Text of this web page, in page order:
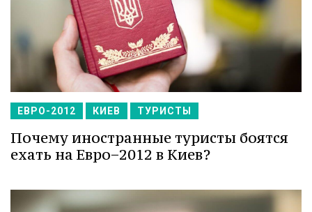
ЕВРО-2012 КИЕВ ТУРИСТЫ
Почему иностранные туристы боятся
ехать на Евро−2012 в Киев?